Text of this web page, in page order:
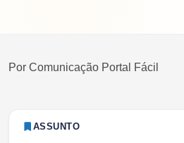
Por Comunicação Portal Fácil
ASSUNTO